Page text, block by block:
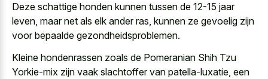
Deze schattige honden kunnen tussen de 12-15 jaar
leven, maar net als elk ander ras, kunnen ze gevoelig zijn
voor bepaalde gezondheidsproblemen.
Kleine hondenrassen zoals de Pomeranian Shih Tzu
Yorkie-mix zijn vaak slachtoffer van patella-luxatie, een